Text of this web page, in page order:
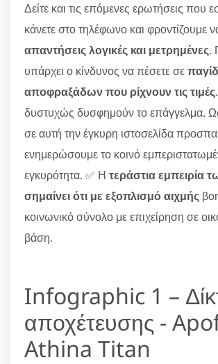
Δείτε και τις επόμενες ερωτήσεις που
κάνετε στο τηλέφωνο και φροντίζουμε
απαντήσεις λογικές και μετρημένες.
υπάρχει ο κίνδυνος να πέσετε σε
αποφραξάδων που ρίχνουν τις τιμές
δυστυχώς δυσφημούν το επάγγελμα.
σε αυτή την έγκυρη ιστοσελίδα
ενημερώσουμε το κοινό
εγκυρότητα. ✅ Η τεράστια εμπειρία
σημαίνει ότι με εξοπλισμό αιχμής
κοινωνικό σύνολο με επιχείρηση σε
βάση.
Infographic 1 –
αποχέτευσης -
Athina Titan